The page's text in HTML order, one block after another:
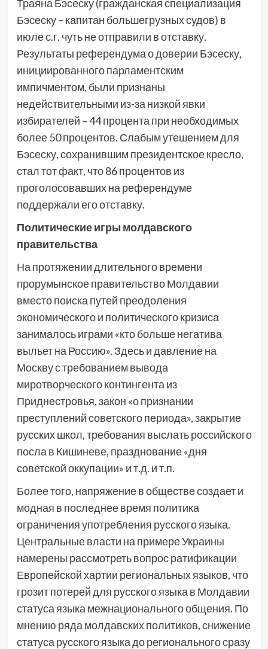
Траяна Бэсеску (гражданская специализация
Бэсеску – капитан большегрузных судов) в
июле с.г. чуть не отправили в отставку.
Результаты референдума о доверии Бэсеску,
инициированного парламентским
импичментом, были признаны
недействительными из-за низкой явки
избирателей – 44 процента при необходимых
более 50 процентов. Слабым утешением для
Бэсеску, сохранившим президентское кресло,
стал тот факт, что 86 процентов из
проголосовавших на референдуме
поддержали его отставку.
Политические игры молдавского
правительства
На протяжении длительного времени
прорумынское правительство Молдавии
вместо поиска путей преодоления
экономического и политического кризиса
занималось играми «кто больше негатива
выльет на Россию». Здесь и давление на
Москву с требованием вывода
миротворческого контингента из
Приднестровья, закон «о признании
преступлений советского периода», закрытие
русских школ, требования выслать российского
посла в Кишиневе, празднование «дня
советской оккупации» и т.д. и т.п.
Более того, напряжение в обществе создает и
модная в последнее время политика
ограничения употребления русского языка.
Центральные власти на примере Украины
намерены рассмотреть вопрос ратификации
Европейской хартии региональных языков, что
грозит потерей для русского языка в Молдавии
статуса языка межнационального общения. По
мнению ряда молдавских политиков, снижение
статуса русского языка до регионального сразу